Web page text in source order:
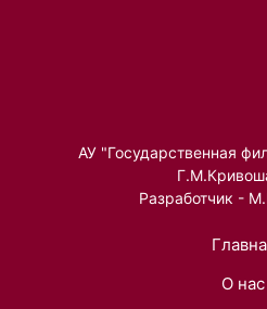
АУ "Государственная
Разработчик -
О нас